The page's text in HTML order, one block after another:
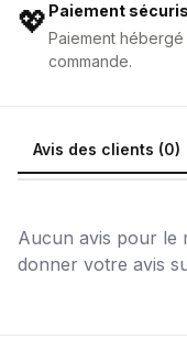
💖 Paiement
Paiement
commande.
Avis des clients (0)
Aucun avis pour le
donner votre avis